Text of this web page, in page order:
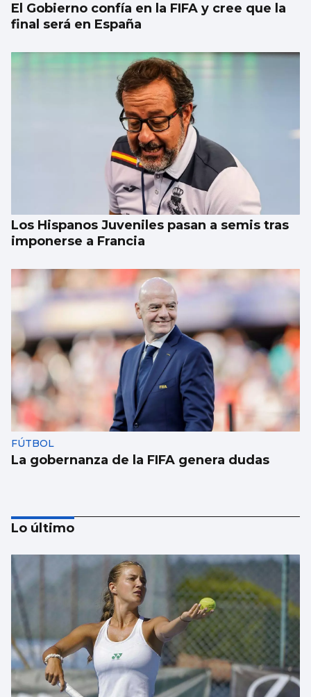
El Gobierno confía en la FIFA y cree que la
final será en España
Los Hispanos Juveniles pasan a semis tras
imponerse a Francia
FÚTBOL
La gobernanza de la FIFA genera dudas
Taparse la boca, amarilla
Lo último